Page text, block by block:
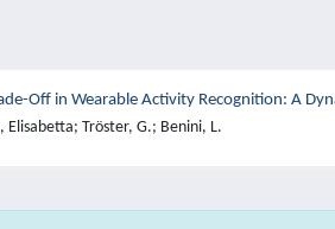
Off in Wearable Activity Recognition: A
Elisabetta; Tröster, G.; Benini, L.